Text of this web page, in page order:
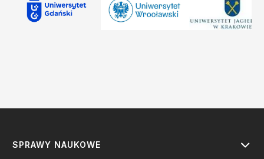
SPRAWY NAUKOWE